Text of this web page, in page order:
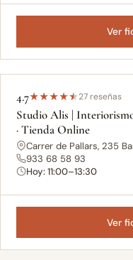
Ver
4.7★★★★★27 reseñas
Studio Alis | Interiorismo
· Tienda Online
Carrer de Pallars, 235
933 68 58 93
Hoy: 11:00–13:30
Ver